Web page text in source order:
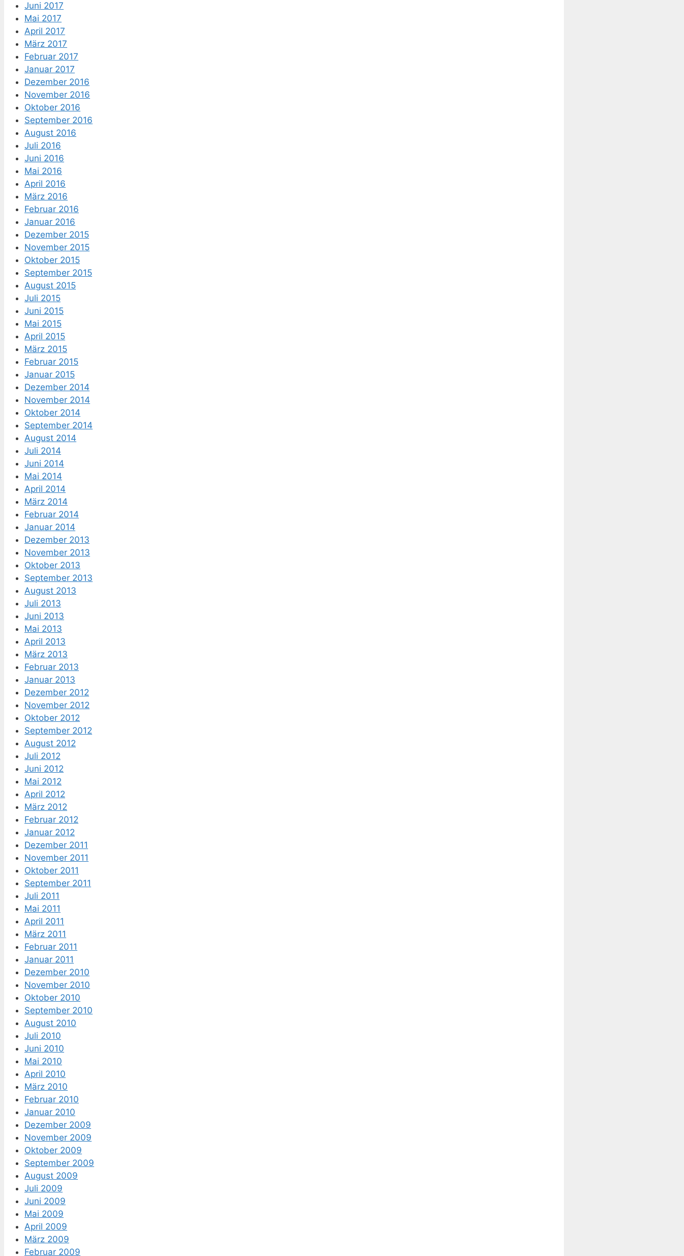
Juni 2017
Mai 2017
April 2017
März 2017
Februar 2017
Januar 2017
Dezember 2016
November 2016
Oktober 2016
September 2016
August 2016
Juli 2016
Juni 2016
Mai 2016
April 2016
März 2016
Februar 2016
Januar 2016
Dezember 2015
November 2015
Oktober 2015
September 2015
August 2015
Juli 2015
Juni 2015
Mai 2015
April 2015
März 2015
Februar 2015
Januar 2015
Dezember 2014
November 2014
Oktober 2014
September 2014
August 2014
Juli 2014
Juni 2014
Mai 2014
April 2014
März 2014
Februar 2014
Januar 2014
Dezember 2013
November 2013
Oktober 2013
September 2013
August 2013
Juli 2013
Juni 2013
Mai 2013
April 2013
März 2013
Februar 2013
Januar 2013
Dezember 2012
November 2012
Oktober 2012
September 2012
August 2012
Juli 2012
Juni 2012
Mai 2012
April 2012
März 2012
Februar 2012
Januar 2012
Dezember 2011
November 2011
Oktober 2011
September 2011
Juli 2011
Mai 2011
April 2011
März 2011
Februar 2011
Januar 2011
Dezember 2010
November 2010
Oktober 2010
September 2010
August 2010
Juli 2010
Juni 2010
Mai 2010
April 2010
März 2010
Februar 2010
Januar 2010
Dezember 2009
November 2009
Oktober 2009
September 2009
August 2009
Juli 2009
Juni 2009
Mai 2009
April 2009
März 2009
Februar 2009